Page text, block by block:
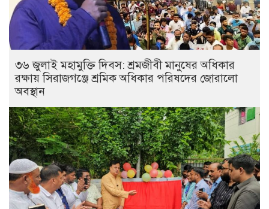
৩৬ জুলাই মহামুক্তি দিবস: শ্রমজীবী মানুষের অধিকার
রক্ষায় সিরাজগঞ্জে শ্রমিক অধিকার পরিষদের জোরালো
অবস্থান